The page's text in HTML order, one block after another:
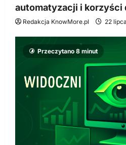
automatyzacji i korzyści
Redakcja KnowMore.pl 22
Przeczytano 8 minut